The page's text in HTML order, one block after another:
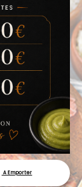
A Emporter